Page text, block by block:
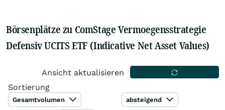
Börsenplätze zu ComStage Vermoegensstrategie
Defensiv UCITS ETF (Indicative Net Asset Values)
Ansicht aktualisieren
Sortierung
Gesamtvolumen absteigend